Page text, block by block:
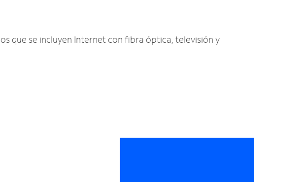
que se incluyen Internet con fibra óptica, televisión y